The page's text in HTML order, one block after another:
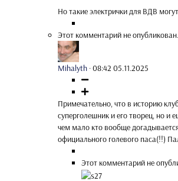
Но такие электрички для ВДВ
Этот комментарий не опубликован.
Mihalyth ·08:42 05.11.2025
Примечательно, что в историю
суперголешник и его творец, но и
чем мало кто вообще
официального голевого паса(!!)
Этот комментарий не